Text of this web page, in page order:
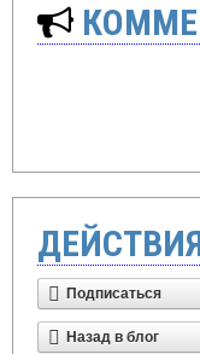
Подписаться
Назад в блог